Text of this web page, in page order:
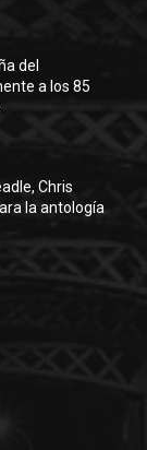
del
a los 85
Chris
la antología